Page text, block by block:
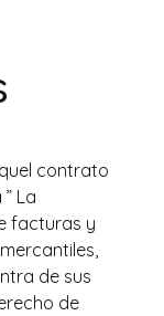
contrato
La
facturas y
de sus
de